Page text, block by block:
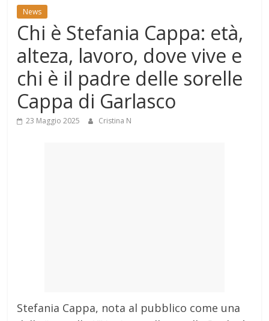
Mondo
News
Chi è Stefania Cappa: età,
alteza, lavoro, dove vive e
chi è il padre delle sorelle
Cappa di Garlasco
23 Maggio 2025 Cristina N
Stefania Cappa, nota al pubblico come una